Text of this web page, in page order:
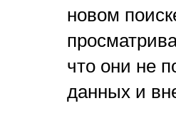
новом
что они не
данных и